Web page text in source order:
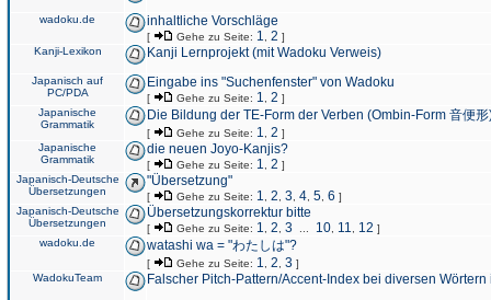
wadoku.de inhaltliche Vorschläge
[ Gehe zu Seite: 1 2 ]
Kanji-Lexikon
Kanji Lernprojekt (mit Wadoku Verweis)
Japanisch auf
PC/PDA
Eingabe ins "Suchenfenster" von Wadoku
[ Gehe zu Seite: 1 2 ]
Japanische
Grammatik
Die Bildung der TE-Form der Verben (Ombin-Form 音便形
[ Gehe zu Seite: 1 2 ]
Japanische
Grammatik
die neuen Joyo-Kanjis?
[ Gehe zu Seite: 1 2 ]
Japanisch-Deutsche
Übersetzungen
"Übersetzung"
[ Gehe zu Seite: 1 2 3 4 5 6 ]
Japanisch-Deutsche
Übersetzungen
Übersetzungskorrektur bitte
[ Gehe zu Seite: 1 2 3 10 11 12 ]
wadoku.de
watashi wa = "わたしは"?
[ Gehe zu Seite: 1 2 3 ]
WadokuTeam
Falscher Pitch-Pattern/Accent-Index bei diversen